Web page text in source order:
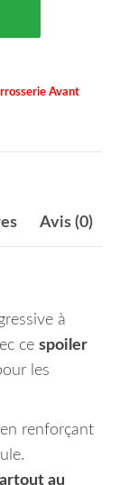
Avant
Avis (0)
à
ce spoiler
les
en renforçant
au